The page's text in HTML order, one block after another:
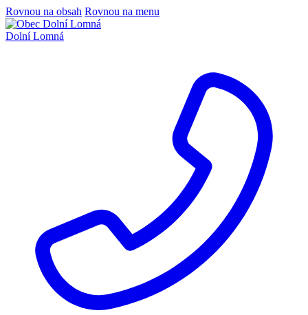
Rovnou na obsah Rovnou na menu
Dolní Lomná